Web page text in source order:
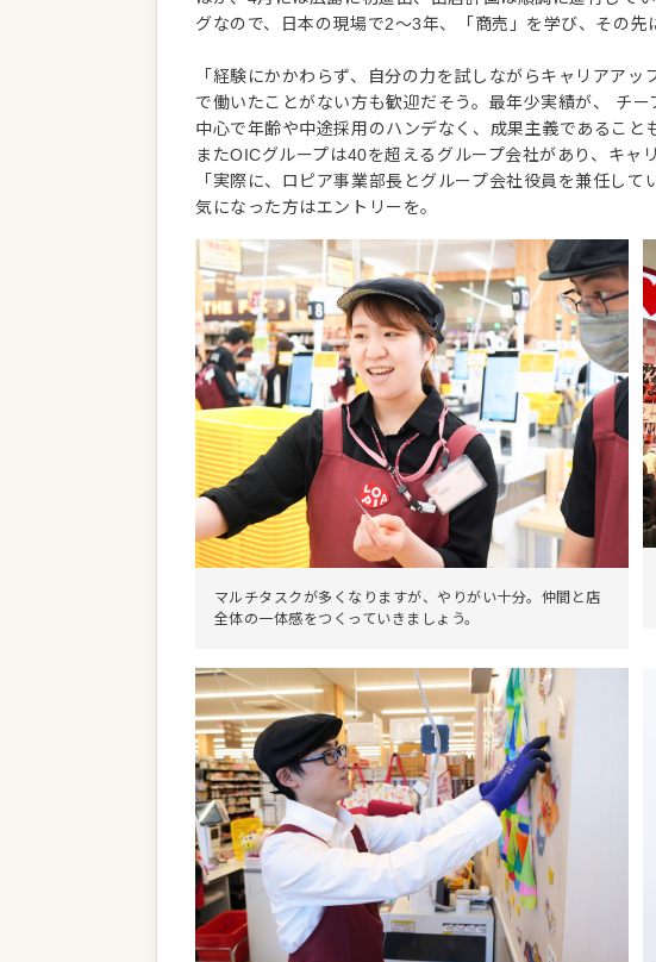
グなので、日本の現場で2〜3年、「商売」を学び、その先
「経験にかかわらず、自分の力を試しながらキャリアア
で働いたことがない方も歓迎だそう。最年少実績が、 チ
中心で年齢や中途採用のハンデなく、成果主義であること
またOICグループは40を超えるグループ会社があり、キャ
「実際に、ロピア事業部長とグループ会社役員を兼任して
気になった方はエントリーを。
マルチタスクが多くなりますが、やりがい十分。仲間と店
全体の一体感をつくっていきましょう。